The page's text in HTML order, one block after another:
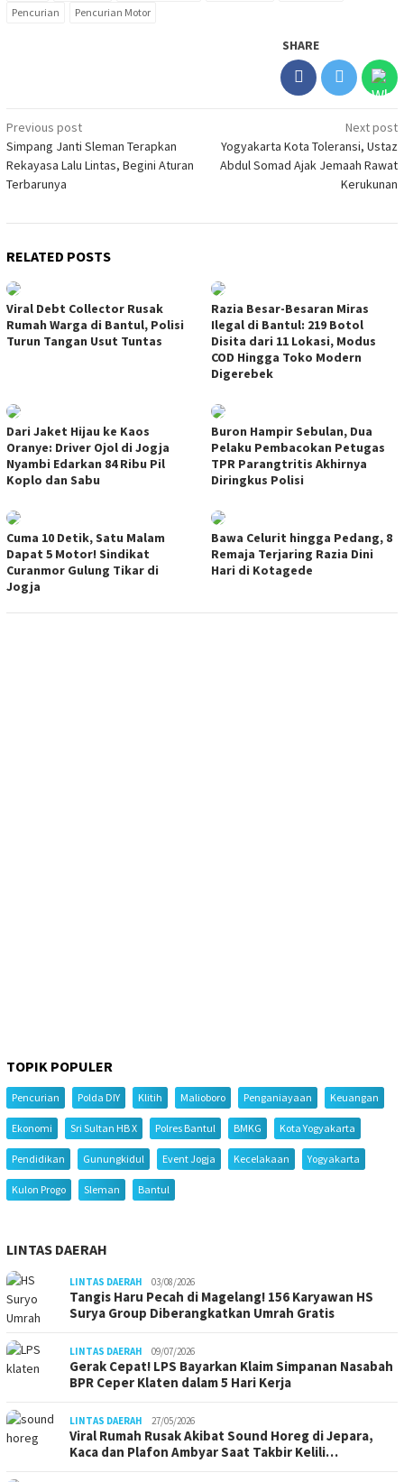
Pencurian Pencurian Motor
SHARE
Post
navigation
Previous post
Simpang Janti Sleman Terapkan
Rekayasa Lalu Lintas, Begini Aturan
Terbarunya
Next post
Yogyakarta Kota Toleransi, Ustaz
Abdul Somad Ajak Jemaah Rawat
Kerukunan
RELATED POSTS
Viral Debt Collector Rusak
Rumah Warga di Bantul, Polisi
Turun Tangan Usut Tuntas
Razia Besar-Besaran Miras
Ilegal di Bantul: 219 Botol
Disita dari 11 Lokasi, Modus
COD Hingga Toko Modern
Digerebek
Dari Jaket Hijau ke Kaos
Oranye: Driver Ojol di Jogja
Nyambi Edarkan 84 Ribu Pil
Koplo dan Sabu
Buron Hampir Sebulan, Dua
Pelaku Pembacokan Petugas
TPR Parangtritis Akhirnya
Diringkus Polisi
Cuma 10 Detik, Satu Malam
Dapat 5 Motor! Sindikat
Curanmor Gulung Tikar di
Jogja
Bawa Celurit hingga Pedang, 8
Remaja Terjaring Razia Dini
Hari di Kotagede
TOPIK POPULER
Pencurian Polda DIY Klitih Malioboro Penganiayaan Keuangan
Ekonomi Sri Sultan HB X Polres Bantul BMKG Kota Yogyakarta
Pendidikan Gunungkidul Event Jogja Kecelakaan Yogyakarta
Kulon Progo Sleman Bantul
LINTAS DAERAH
LINTAS DAERAH 03/08/2026
Tangis Haru Pecah di Magelang! 156 Karyawan HS
Surya Group Diberangkatkan Umrah Gratis
LINTAS DAERAH 09/07/2026
Gerak Cepat! LPS Bayarkan Klaim Simpanan Nasabah
BPR Ceper Klaten dalam 5 Hari Kerja
LINTAS DAERAH 27/05/2026
Viral Rumah Rusak Akibat Sound Horeg di Jepara,
Kaca dan Plafon Ambyar Saat Takbir Kelili…